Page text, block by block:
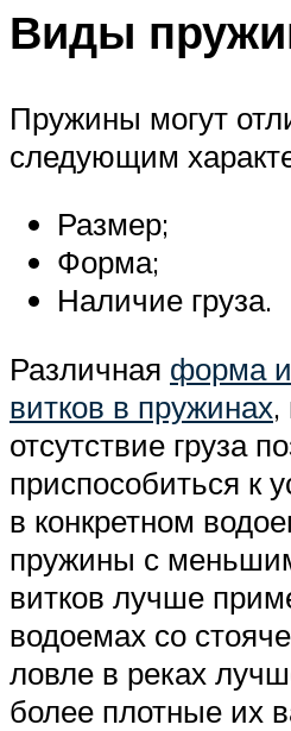
Виды
Пружины могут
следующим
Размер;
Форма;
Наличие груза.
Различная форма
витков в пружинах,
отсутствие груза
приспособиться к
в конкретном
пружины с
витков лучше
водоемах со
ловле в реках
более плотные их